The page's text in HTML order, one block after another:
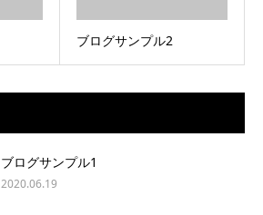
ブログサンプル2
ブログサンプル1
2020.06.19